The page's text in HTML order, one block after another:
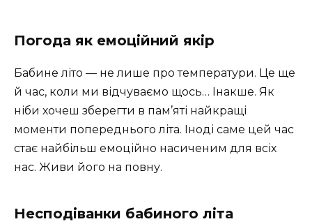
Погода як емоційний якір
Бабине літо — не лише про температури. Це ще
й час, коли ми відчуваємо щось… Інакше. Як
ніби хочеш зберегти в пам’яті найкращі
моменти попереднього літа. Іноді саме цей час
стає найбільш емоційно насиченим для всіх
нас. Живи його на повну.
Несподіванки бабиного літа